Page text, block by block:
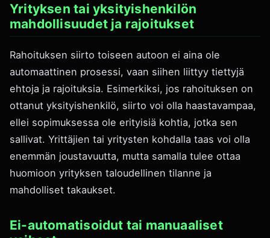
Yrityksen tai yksityishenkilön
mahdollisuudet ja rajoitukset
Rahoituksen siirto toiseen autoon ei aina ole
automaattinen prosessi, vaan siihen liittyy tiettyjä
ehtoja ja rajoituksia. Esimerkiksi, jos rahoituksen on
ottanut yksityishenkilö, siirto voi olla haastavampaa,
ellei sopimuksessa ole erityisiä kohtia, jotka sen
sallivat. Yrittäjien tai yritysten kohdalla taas voi olla
enemmän joustavuutta, mutta samalla tulee ottaa
huomioon yrityksen taloudellinen tilanne ja
mahdolliset takaukset.
Ei-automatisoidut tai manuaaliset